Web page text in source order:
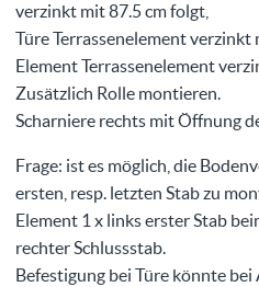
verzinkt mit 87.5 cm folgt,
Türe Terrassenelement verzinkt
Element Terrassenelement
Zusätzlich Rolle montieren.
Scharniere rechts mit Öffnung
Frage: ist es möglich, die
ersten, resp. letzten Stab zu
Element 1 x links erster Stab
rechter Schlussstab.
Befestigung bei Türe könnte bei